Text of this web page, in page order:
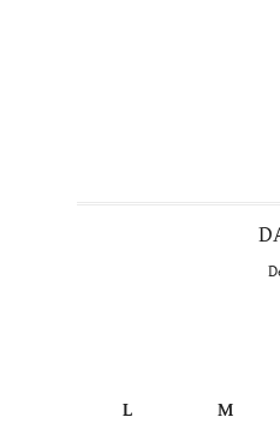
L
M